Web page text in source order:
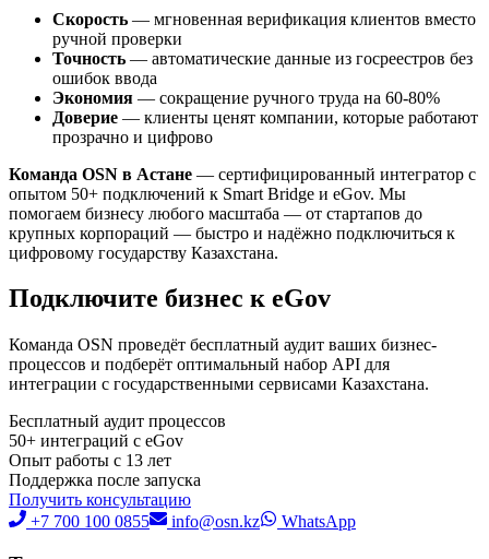
Скорость — мгновенная верификация клиентов вместо
ручной проверки
Точность — автоматические данные из госреестров без
ошибок ввода
Экономия — сокращение ручного труда на 60-80%
Доверие — клиенты ценят компании, которые работают
прозрачно и цифрово
Команда OSN в Астане — сертифицированный интегратор с
опытом 50+ подключений к Smart Bridge и eGov. Мы
помогаем бизнесу любого масштаба — от стартапов до
крупных корпораций — быстро и надёжно подключиться к
цифровому государству Казахстана.
Подключите бизнес к eGov
Команда OSN проведёт бесплатный аудит ваших бизнес-
процессов и подберёт оптимальный набор API для
интеграции с государственными сервисами Казахстана.
Бесплатный аудит процессов
50+ интеграций с eGov
Опыт работы с 13 лет
Поддержка после запуска
Получить консультацию
+7 700 100 0855
info@osn.kz WhatsApp